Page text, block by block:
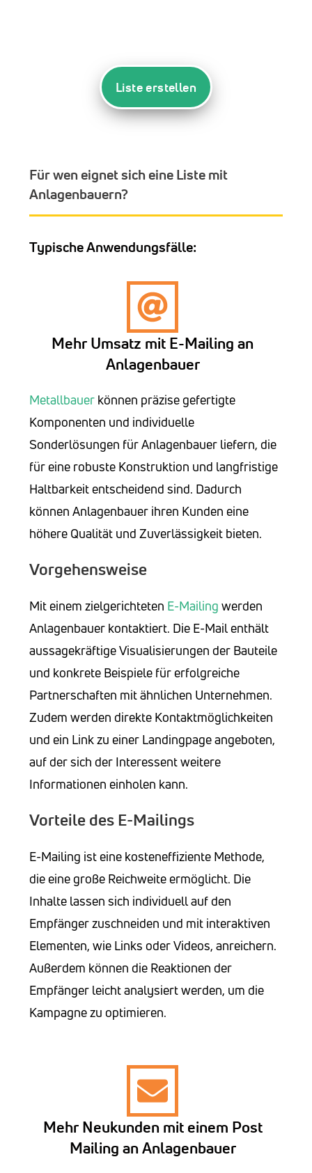
Liste erstellen
Für wen eignet sich eine Liste mit
Anlagenbauern?
Typische Anwendungsfälle:
Mehr Umsatz mit E-Mailing an
Anlagenbauer
Metallbauer können präzise gefertigte
Komponenten und individuelle
Sonderlösungen für Anlagenbauer liefern, die
für eine robuste Konstruktion und langfristige
Haltbarkeit entscheidend sind. Dadurch
können Anlagenbauer ihren Kunden eine
höhere Qualität und Zuverlässigkeit bieten.
Vorgehensweise
Mit einem zielgerichteten E-Mailing werden
Anlagenbauer kontaktiert. Die E-Mail enthält
aussagekräftige Visualisierungen der Bauteile
und konkrete Beispiele für erfolgreiche
Partnerschaften mit ähnlichen Unternehmen.
Zudem werden direkte Kontaktmöglichkeiten
und ein Link zu einer Landingpage angeboten,
auf der sich der Interessent weitere
Informationen einholen kann.
Vorteile des E-Mailings
E-Mailing ist eine kosteneffiziente Methode,
die eine große Reichweite ermöglicht. Die
Inhalte lassen sich individuell auf den
Empfänger zuschneiden und mit interaktiven
Elementen, wie Links oder Videos, anreichern.
Außerdem können die Reaktionen der
Empfänger leicht analysiert werden, um die
Kampagne zu optimieren.
Mehr Neukunden mit einem Post
Mailing an Anlagenbauer